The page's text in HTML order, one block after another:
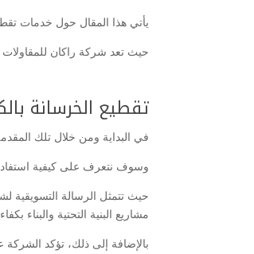
يأتي هذا المقال حول خدمات
حيث تعد شركة راكان للمقاولات
تقطيع الخرسانة
في البداية ومن خلال تلك
وسوف نتعرف على كيفية استفادة
حيث تتمثل الرسالة التسويقية
مشاريع البنية التحتية والبناء
بالإضافة إلى ذلك، تؤكد الشركة